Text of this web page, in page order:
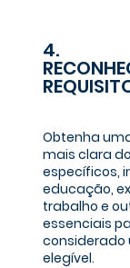
4.
Obtenha
mais clara
específicos,
educação,
trabalho e
essenciais
elegível.